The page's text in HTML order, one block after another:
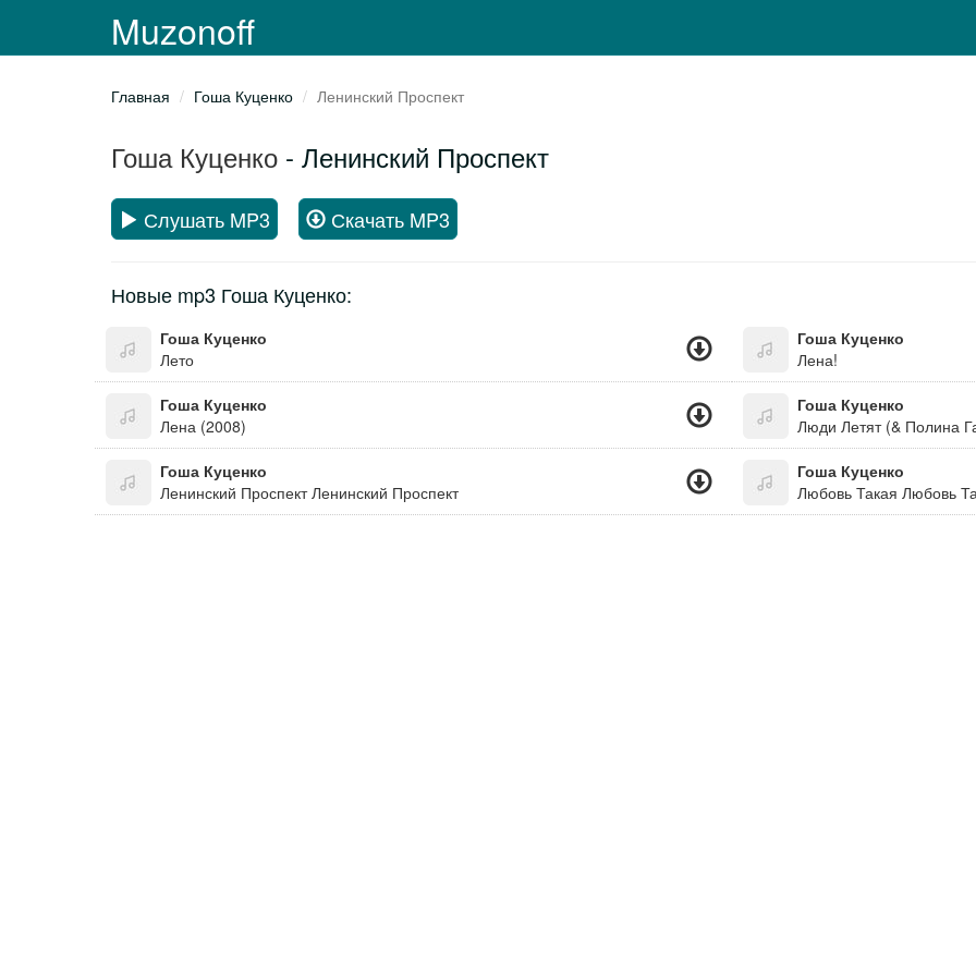
Muzonoff
Главная Гоша Куценко Ленинский Проспект
Гоша Куценко - Ленинский Проспект
Слушать MP3 Скачать MP3
Новые mp3 Гоша Куценко:
Гоша Куценко
Лето
Гоша Куценко
Лена!
Гоша Куценко
Лена (2008)
Гоша Куценко
Люди Летят (& Полина
Гоша Куценко
Ленинский Проспект Ленинский Проспект
Гоша Куценко
Любовь Такая Любовь